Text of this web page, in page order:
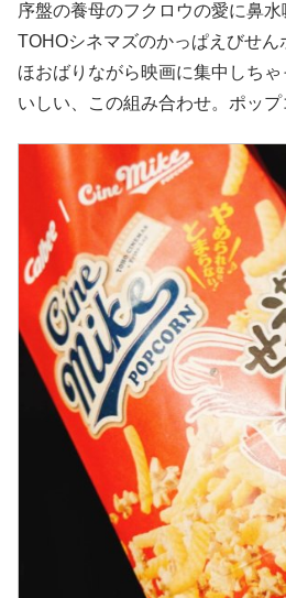
序盤の養母のフクロウの愛に鼻
TOHOシネマズのかっぱえびせん
ほおばりながら映画に集中しち
いしい、この組み合わせ。ポップ